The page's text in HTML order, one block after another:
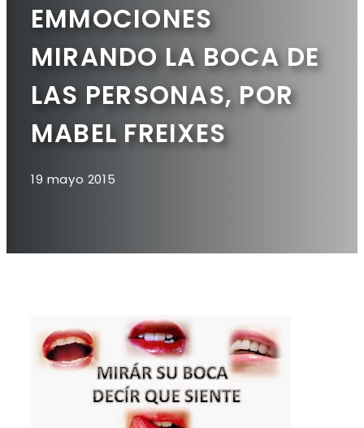
EMMOCIONES
MIRANDO LA BOCA DE
LAS PERSONAS, POR
MABEL FREIXES
19 mayo 2015